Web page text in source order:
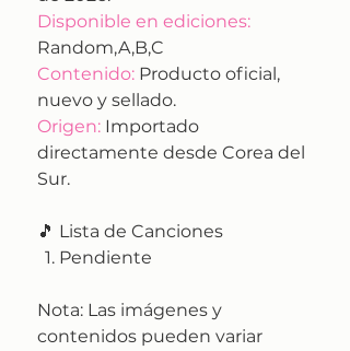
Disponible en ediciones:
Random,A,B,C
Contenido: Producto oficial,
nuevo y sellado.
Origen: Importado
directamente desde Corea del
Sur.
🎵 Lista de Canciones
Pendiente
Nota: Las imágenes y
contenidos pueden variar